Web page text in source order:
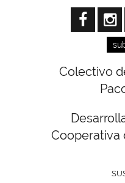
Colectivo
Cooperativa